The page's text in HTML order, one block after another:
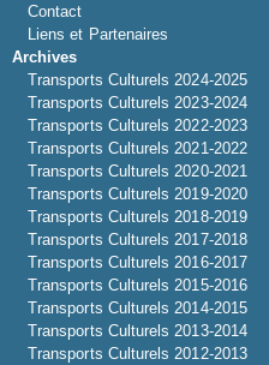
Contact
Liens et Partenaires
Archives
Transports Culturels 2024-2025
Transports Culturels 2023-2024
Transports Culturels 2022-2023
Transports Culturels 2021-2022
Transports Culturels 2020-2021
Transports Culturels 2019-2020
Transports Culturels 2018-2019
Transports Culturels 2017-2018
Transports Culturels 2016-2017
Transports Culturels 2015-2016
Transports Culturels 2014-2015
Transports Culturels 2013-2014
Transports Culturels 2012-2013